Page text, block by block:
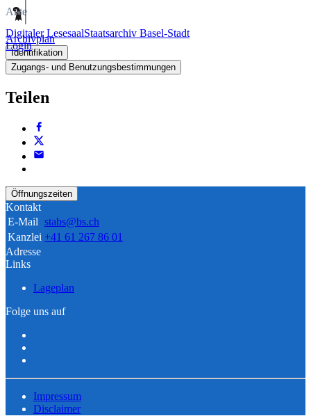
Digitaler LesesaalStaatsarchiv Basel-Stadt
Login
Akte
Archivplan
Identifikation
Zugangs- und Benutzungsbestimmungen
Teilen
Öffnungszeiten
Kontakt
E-Mail stabs@bs.ch
Kanzlei +41 61 267 86 01
Adresse
Links
Lageplan
Folge uns auf
Impressum
Disclaimer